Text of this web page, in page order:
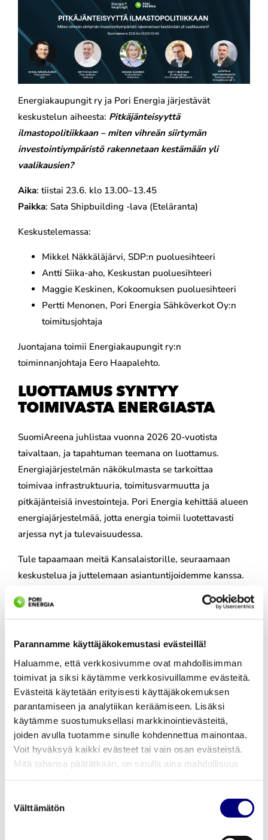
Parannamme käyttäjäkokemustasi evästeillä!
Haluamme, että verkkosivumme ovat mahdollisimman
toimivat ja siksi käytämme verkkosivuillamme evästeitä.
Evästeitä käytetään erityisesti käyttäjäkokemuksen
parantamiseen ja analytiikan keräämiseen. Lisäksi
käytämme suostumuksellasi markkinointievästeitä,
joiden avulla tuotamme sinulle kohdennettua mainontaa.
Voit hyväksyä kaikki evästeet tai vain osan evästeistä.
Mitä tahansa päätätkään, on sinulla aina mahdollisuus
valinta
Välttämätön
Energiakaupungit ry ja Pori Energia järjestävät
keskustelun aiheesta: Pitkäjänteisyyttä
ilmastopolitiikkaan – miten vihreän siirtymän
investointiympäristö rakennetaan kestämään yli
vaalikausien?
Aika: tiistai 23.6. klo 13.00–13.45
Paikka: Sata Shipbuilding -lava (Eteläranta)
Keskustelemassa:
Mikkel Näkkäläjärvi, SDP:n puoluesihteeri
Antti Siika-aho, Keskustan puoluesihteeri
Maggie Keskinen, Kokoomuksen puoluesihteeri
Pertti Menonen, Pori Energia Sähköverkot Oy:n
toimitusjohtaja
Juontajana toimii Energiakaupungit ry:n
toiminnanjohtaja Eero Haapalehto.
LUOTTAMUS SYNTYY
TOIMIVASTA ENERGIASTA
SuomiAreena juhlistaa vuonna 2026 20-vuotista
taivaltaan, ja tapahtuman teemana on luottamus.
Energiajärjestelmän näkökulmasta se tarkoittaa
toimivaa infrastruktuuria, toimitusvarmuutta ja
pitkäjänteisiä investointeja. Pori Energia kehittää alueen
energiajärjestelmää, jotta energia toimii luotettavasti
arjessa nyt ja tulevaisuudessa.
Tule tapaamaan meitä Kansalaistorille, seuraamaan
keskustelua ja juttelemaan asiantuntijoidemme kanssa.
LISÄÄ KIRJOITUKSIA
Pori Energia Oy ostaa
Leppäkosken Sähkö
Oy:n osakekannan